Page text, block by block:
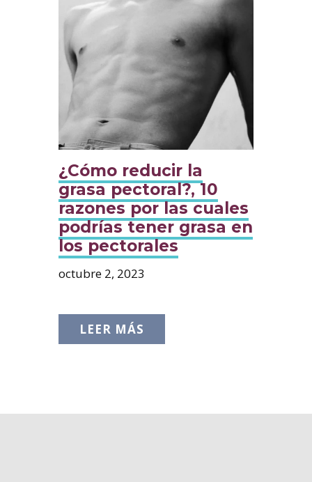
¿Cómo reducir la
grasa pectoral?, 10
razones por las cuales
podrías tener grasa en
los pectorales
octubre 2, 2023
LEER MÁS